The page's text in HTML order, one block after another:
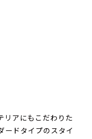
リアにもこだわりた
ードタイプのスタイ